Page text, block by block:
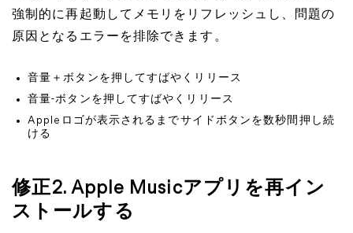
強制的に再起動してメモリをリフレッシュし、問題の
原因となるエラーを排除できます。
音量＋ボタンを押してすばやくリリース
音量-ボタンを押してすばやくリリース
Appleロゴが表示されるまでサイドボタンを数秒間押し続
ける
修正2. Apple Musicアプリを再イン
ストールする